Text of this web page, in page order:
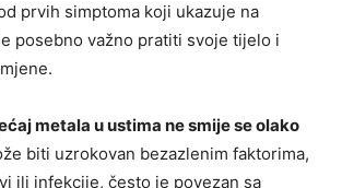
prvih simptoma koji ukazuje na
posebno važno pratiti svoje tijelo i
metala u ustima ne smije se olako
biti uzrokovan bezazlenim faktorima,
ili infekcije, često je povezan sa